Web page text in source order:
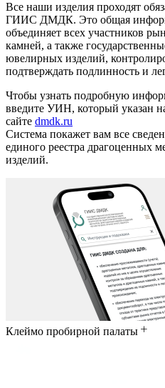
Все наши изделия проходят
ГИИС ДМДК. Это общая
объединяет всех участников
камней, а также
ювелирных изделий,
подтверждать подлинность и
Чтобы узнать подробную
введите УИН, который указан
сайте dmdk.ru
Система покажет вам все
единого реестра драгоценных
изделий.
Клеймо пробирной палаты